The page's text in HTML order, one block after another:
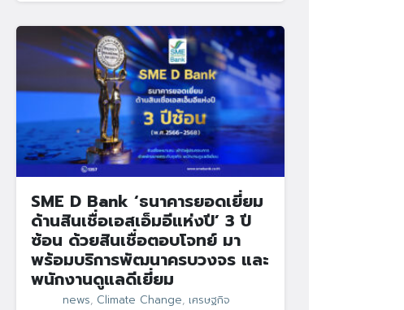
SME D Bank ‘ธนาคารยอดเยี่ยม
ด้านสินเชื่อเอสเอ็มอีแห่งปี’ 3 ปี
ซ้อน ด้วยสินเชื่อตอบโจทย์ มา
พร้อมบริการพัฒนาครบวงจร และ
พนักงานดูแลดีเยี่ยม
news, Climate Change, เศรษฐกิจ